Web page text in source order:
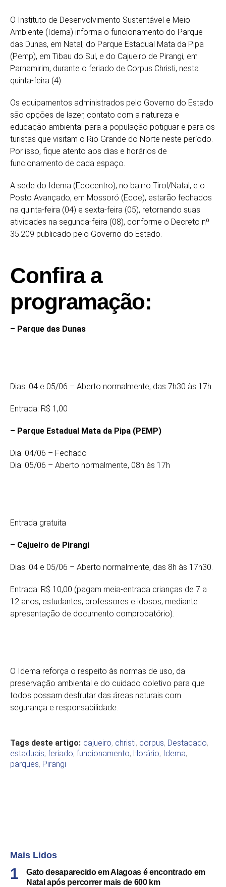
O Instituto de Desenvolvimento Sustentável e Meio
Ambiente (Idema) informa o funcionamento do Parque
das Dunas, em Natal; do Parque Estadual Mata da Pipa
(Pemp), em Tibau do Sul, e do Cajueiro de Pirangi, em
Parnamirim, durante o feriado de Corpus Christi, nesta
quinta-feira (4).
Os equipamentos administrados pelo Governo do Estado
são opções de lazer, contato com a natureza e
educação ambiental para a população potiguar e para os
turistas que visitam o Rio Grande do Norte neste período.
Por isso, fique atento aos dias e horários de
funcionamento de cada espaço.
A sede do Idema (Ecocentro), no bairro Tirol/Natal, e o
Posto Avançado, em Mossoró (Ecoe), estarão fechados
na quinta-feira (04) e sexta-feira (05), retornando suas
atividades na segunda-feira (08), conforme o Decreto nº
35.209 publicado pelo Governo do Estado.
Confira a
programação:
– Parque das Dunas
Dias: 04 e 05/06 – Aberto normalmente, das 7h30 às 17h.
Entrada: R$ 1,00
– Parque Estadual Mata da Pipa (PEMP)
Dia: 04/06 – Fechado
Dia: 05/06 – Aberto normalmente, 08h às 17h
Entrada gratuita
– Cajueiro de Pirangi
Dias: 04 e 05/06 – Aberto normalmente, das 8h às 17h30.
Entrada: R$ 10,00 (pagam meia-entrada crianças de 7 a
12 anos, estudantes, professores e idosos, mediante
apresentação de documento comprobatório).
O Idema reforça o respeito às normas de uso, da
preservação ambiental e do cuidado coletivo para que
todos possam desfrutar das áreas naturais com
segurança e responsabilidade.
Tags deste artigo: cajueiro, christi, corpus, Destacado,
estaduais, feriado, funcionamento, Horário, Idema,
parques, Pirangi
Mais Lidos
Gato desaparecido em Alagoas é encontrado em
Natal após percorrer mais de 600 km